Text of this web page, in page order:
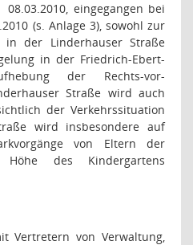
08.03.2010, eingegangen bei
(s. Anlage 3), sowohl zur
in der Linderhauser Straße
in der Friedrich-Ebert-
der Rechts-vor-
Straße wird auch
der Verkehrssituation
wird insbesondere auf
von Eltern der
Höhe des Kindergartens
Vertretern von Verwaltung,